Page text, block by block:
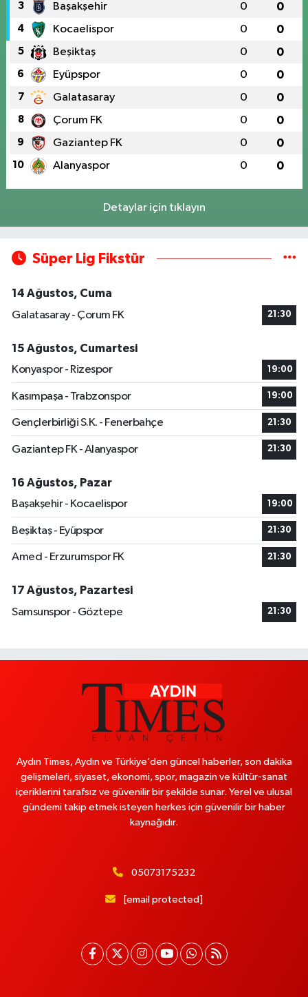
3 Başakşehir 0 0
4 Kocaelispor 0 0
5 Beşiktaş 0 0
6 Eyüpspor 0 0
7 Galatasaray 0 0
8 Çorum FK 0 0
9 Gaziantep FK 0 0
10 Alanyaspor 0 0
Detaylar için tıklayın
Süper Lig Fikstür
14 Ağustos, Cuma
Galatasaray - Çorum FK
21:30
15 Ağustos, Cumartesi
Konyaspor - Rizespor
19:00
Kasımpaşa - Trabzonspor 19:00
Gençlerbirliği S.K. - Fenerbahçe 21:30
Gaziantep FK - Alanyaspor 21:30
16 Ağustos, Pazar
Başakşehir - Kocaelispor
19:00
Beşiktaş - Eyüpspor 21:30
Amed - Erzurumspor FK 21:30
17 Ağustos, Pazartesi
Samsunspor - Göztepe
21:30
Aydın Times, Aydın ve Türkiye’den güncel haberler, son dakika
gelişmeleri, siyaset, ekonomi, spor, magazin ve kültür-sanat
içeriklerini tarafsız ve güvenilir bir şekilde sunar. Yerel ve ulusal
gündemi takip etmek isteyen herkes için güvenilir bir haber
kaynağıdır.
05073175232
[email protected]